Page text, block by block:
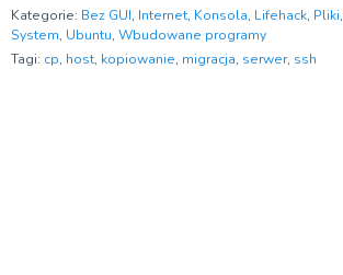
Kategorie: Bez GUI, Internet, Konsola, Lifehack, Pliki,
System, Ubuntu, Wbudowane programy
Tagi: cp, host, kopiowanie, migracja, serwer, ssh